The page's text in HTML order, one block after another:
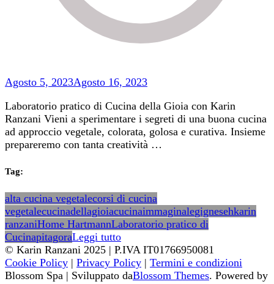
Agosto 5, 2023Agosto 16, 2023
Laboratorio pratico di Cucina della Gioia con Karin
Ranzani Vieni a sperimentare i segreti di una buona cucina
ad approccio vegetale, colorata, golosa e curativa. Insieme
prepareremo con tanta creatività …
Tag:
alta cucina vegetalecorsi di cucina
vegetalecucinadellagioiacucinaimmaginalegignesehkarin
ranzaniHome HartmannLaboratorio pratico di
CucinapitagoraLeggi tutto
© Karin Ranzani 2025 | P.IVA IT01766950081
Cookie Policy | Privacy Policy | Termini e condizioni
Blossom Spa | Sviluppato daBlossom Themes. Powered by